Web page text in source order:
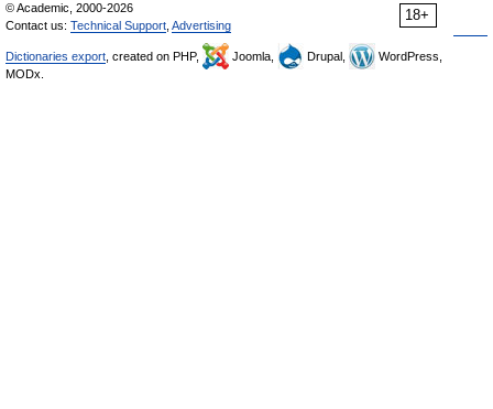
18+
© Academic, 2000-2026
Contact us: Technical Support Advertising
Dictionaries export , created on PHP, Joomla, Drupal,
WordPress,
MODx.